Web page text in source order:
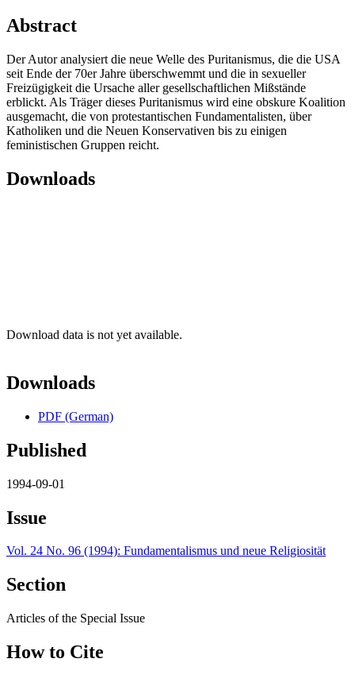
Abstract
Der Autor analysiert die neue Welle des Puritanismus, die die USA
seit Ende der 70er Jahre überschwemmt und die in sexueller
Freizügigkeit die Ursache aller gesellschaftlichen Mißstände
erblickt. Als Träger dieses Puritanismus wird eine obskure Koalition
ausgemacht, die von protestantischen Fundamentalisten, über
Katholiken und die Neuen Konservativen bis zu einigen
feministischen Gruppen reicht.
Downloads
Download data is not yet available.
Downloads
PDF (German)
Published
1994-09-01
Issue
Vol. 24 No. 96 (1994): Fundamentalismus und neue Religiosität
Section
Articles of the Special Issue
How to Cite